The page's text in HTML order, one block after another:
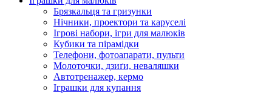
Брязкальця та гризунки
Нічники, проектори та каруселі
Ігрові набори, ігри для малюків
Кубики та пірамідки
Телефони, фотоапарати, пульти
Молоточки, дзиґи, неваляшки
Автотренажер, кермо
Іграшки для купання